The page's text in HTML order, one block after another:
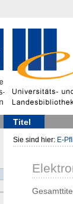
Titel
Sie sind hier: E-